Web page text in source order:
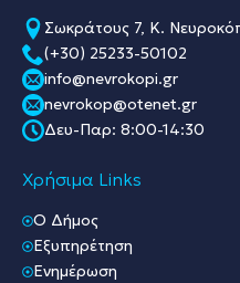
Σωκράτους 7, Κ.
(+30) 25233-50102
info@nevrokopi.gr
nevrokop@otenet.gr
Δευ-Παρ: 8:00-14:30
Χρήσιμα Links
O Δήμος
Εξυπηρέτηση
Ενημέρωση